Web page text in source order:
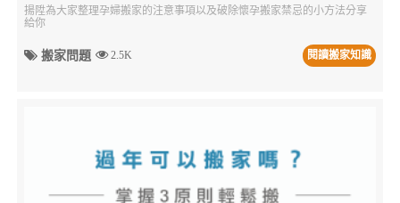
揚陞為大家整理孕婦搬家的注意事項以及破除懷孕搬家禁忌的小方法分享
給你
搬家問題 2.5K 閱讀搬家知識